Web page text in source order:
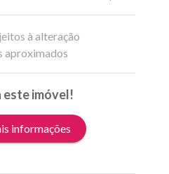
à alteração
aproximados
este imóvel!
informações